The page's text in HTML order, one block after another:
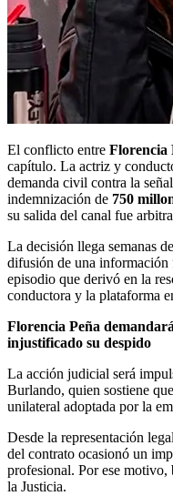
El conflicto entre Florencia
capítulo. La actriz y
demanda civil contra la
indemnización de 750
su salida del canal fue
La decisión llega semanas
difusión de una información
episodio que derivó en la
conductora y la plataforma
Florencia Peña
injustificado su despido
La acción judicial será
Burlando, quien sostiene
unilateral adoptada por la
Desde la representación
del contrato ocasionó un
profesional. Por ese motivo,
la Justicia.